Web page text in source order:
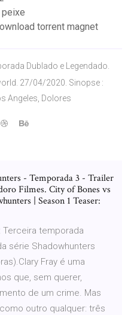
peixe
torrent magnet
Dublado e Legendado.
27/04/2020. Sinopse :
Angeles, Dolores
- Temporada 3 - Trailer
Filmes. City of Bones vs
| Season 1 Teaser:
Terceira temporada
série Shadowhunters
Fray é uma
que, sem querer,
de um crime. Mas
outro qualquer: três